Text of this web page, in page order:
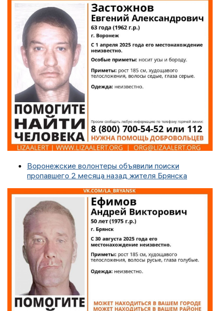
Воронежские волонтеры объявили поиски
пропавшего 2 месяца назад жителя Брянска